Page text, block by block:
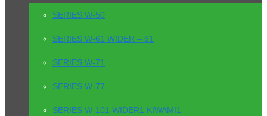
SERIES W-50
SERIES W-61 WIDER – 61
SERIES W-71
SERIES W-77
SERIES W-101 WIDER1 KIWAMI1